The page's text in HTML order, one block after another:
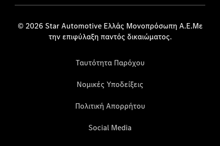
© 2026 Star Automotive Ελλάς Μονοπρόσωπη Α.Ε.Με
την επιφύλαξη παντός δικαιώματος.
Ταυτότητα Παρόχου
Νομικές Υποδείξεις
Πολιτική Απορρήτου
Social Media